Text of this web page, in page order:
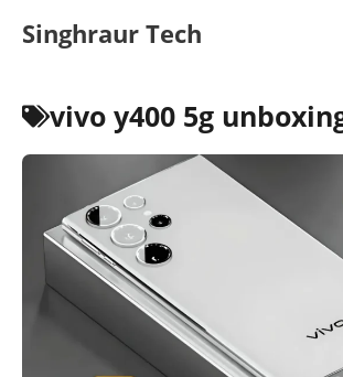
Singhraur Tech
vivo y400 5g